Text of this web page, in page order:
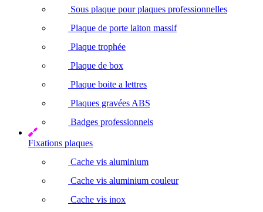
Sous plaque pour plaques professionnelles
Plaque de porte laiton massif
Plaque trophée
Plaque de box
Plaque boite a lettres
Plaques gravées ABS
Badges professionnels
Fixations plaques
Cache vis aluminium
Cache vis aluminium couleur
Cache vis inox